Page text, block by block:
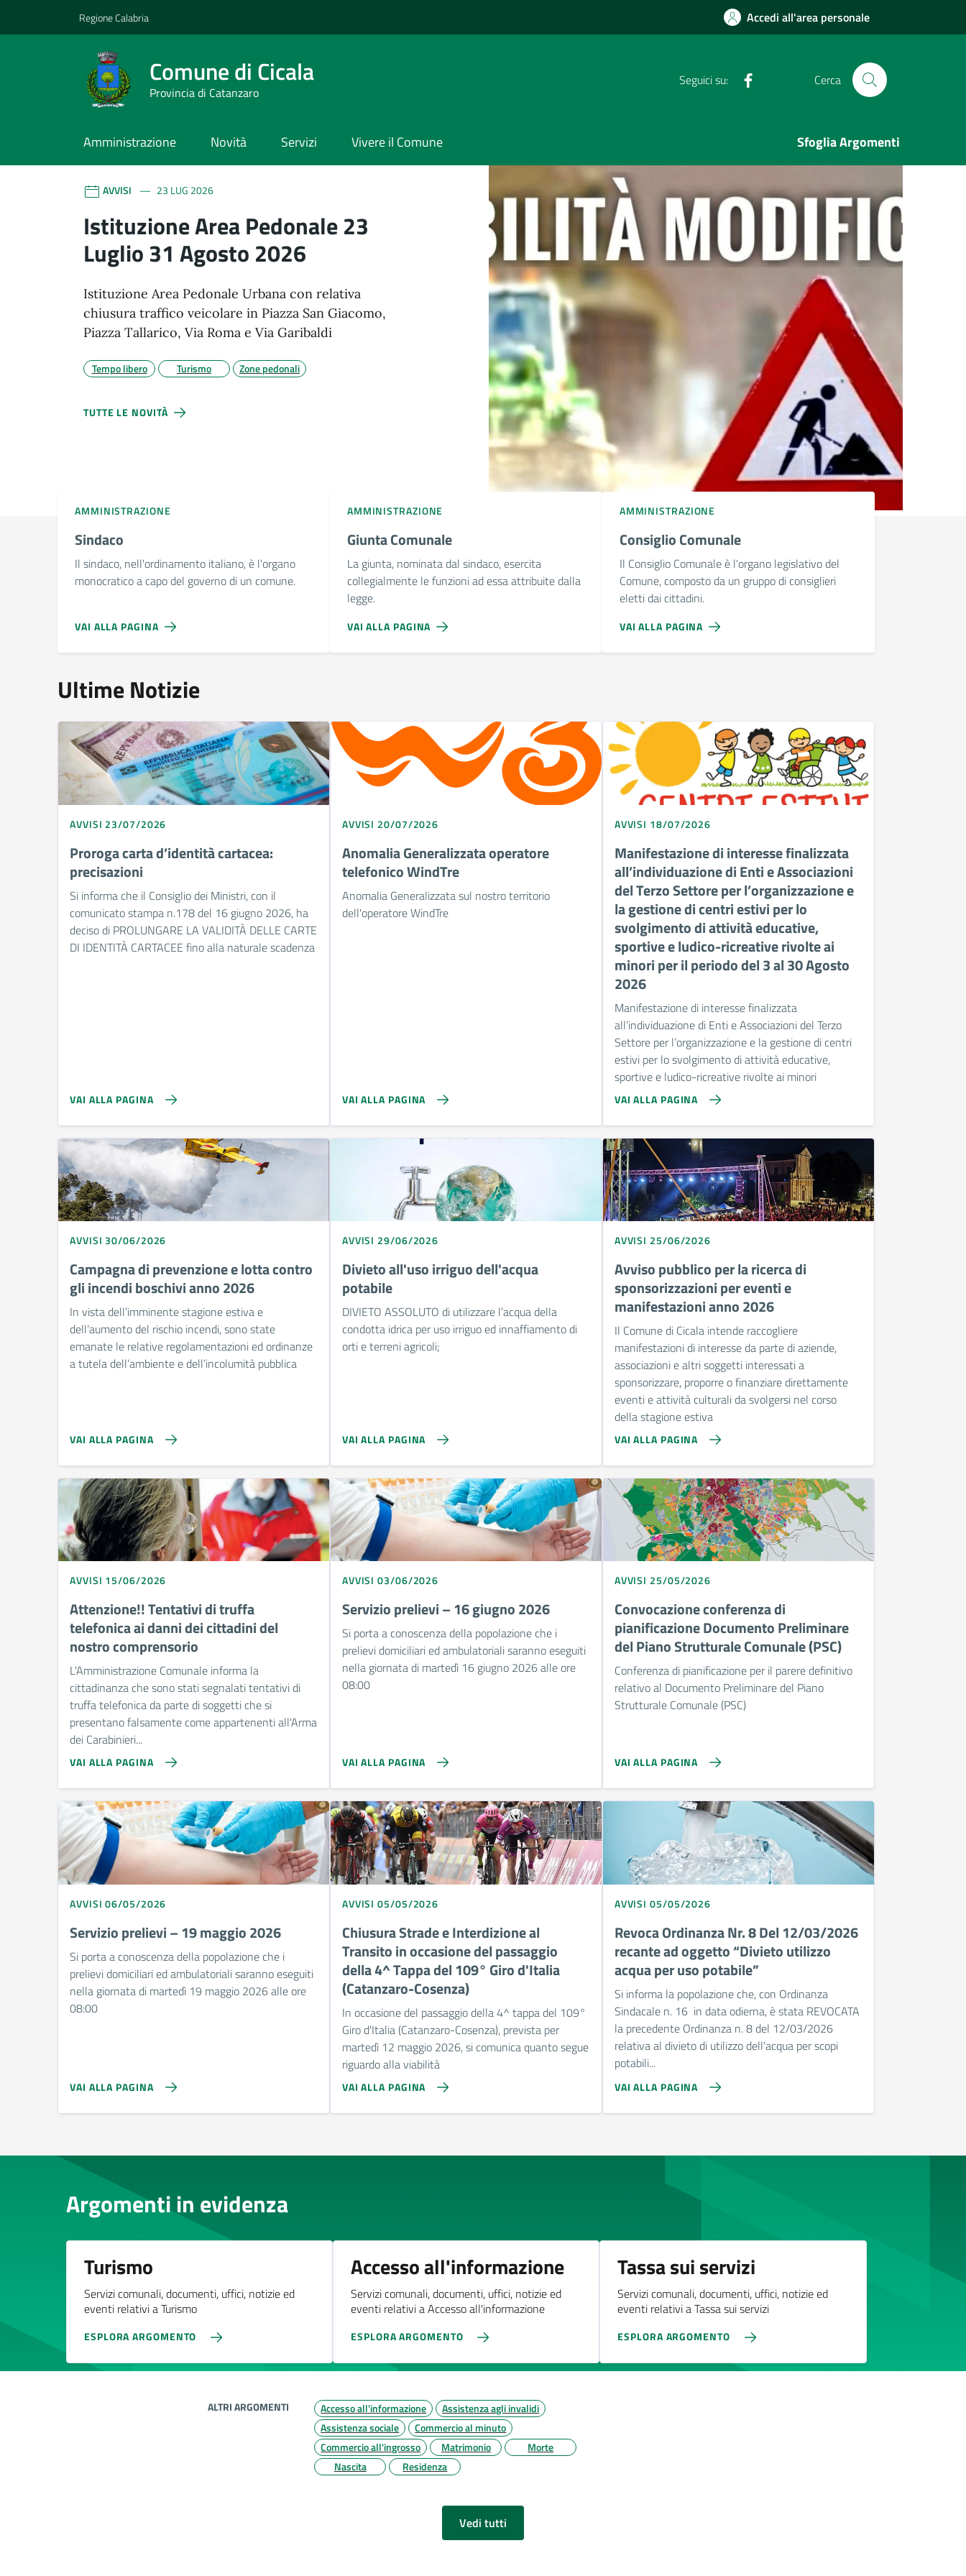
Regione Calabria Accedi all'area personale
Comune di Cicala
Provincia di Catanzaro
Seguici su: Cerca
Amministrazione Novità Servizi Vivere il Comune Sfoglia Argomenti
Comune di Cicala
Contenuti in evidenza
AVVISI 23 LUG 2026
Istituzione Area Pedonale 23
Luglio 31 Agosto 2026
Istituzione Area Pedonale Urbana con relativa
chiusura traffico veicolare in Piazza San Giacomo,
Piazza Tallarico, Via Roma e Via Garibaldi
Tempo libero Turismo Zone pedonali
TUTTE LE NOVITÀ
AMMINISTRAZIONE
Sindaco
Il sindaco, nell'ordinamento italiano, è l'organo
monocratico a capo del governo di un comune.
VAI ALLA PAGINA
AMMINISTRAZIONE
Giunta Comunale
La giunta, nominata dal sindaco, esercita
collegialmente le funzioni ad essa attribuite dalla
legge.
VAI ALLA PAGINA
AMMINISTRAZIONE
Consiglio Comunale
Il Consiglio Comunale è l'organo legislativo del
Comune, composto da un gruppo di consiglieri
eletti dai cittadini.
VAI ALLA PAGINA
Ultime Notizie
AVVISI 23/07/2026
Proroga carta d’identità cartacea:
precisazioni
Si informa che il Consiglio dei Ministri, con il
comunicato stampa n.178 del 16 giugno 2026, ha
deciso di PROLUNGARE LA VALIDITÀ DELLE CARTE
DI IDENTITÀ CARTACEE fino alla naturale scadenza
VAI ALLA PAGINA
AVVISI 20/07/2026
Anomalia Generalizzata operatore
telefonico WindTre
Anomalia Generalizzata sul nostro territorio
dell'operatore WindTre
VAI ALLA PAGINA
AVVISI 18/07/2026
Manifestazione di interesse finalizzata
all’individuazione di Enti e Associazioni
del Terzo Settore per l’organizzazione e
la gestione di centri estivi per lo
svolgimento di attività educative,
sportive e ludico-ricreative rivolte ai
minori per il periodo del 3 al 30 Agosto
2026
Manifestazione di interesse finalizzata
all’individuazione di Enti e Associazioni del Terzo
Settore per l’organizzazione e la gestione di centri
estivi per lo svolgimento di attività educative,
sportive e ludico-ricreative rivolte ai minori
VAI ALLA PAGINA
AVVISI 30/06/2026
Campagna di prevenzione e lotta contro
gli incendi boschivi anno 2026
In vista dell’imminente stagione estiva e
dell’aumento del rischio incendi, sono state
emanate le relative regolamentazioni ed ordinanze
a tutela dell’ambiente e dell’incolumità pubblica
VAI ALLA PAGINA
AVVISI 29/06/2026
Divieto all'uso irriguo dell'acqua
potabile
DIVIETO ASSOLUTO di utilizzare l’acqua della
condotta idrica per uso irriguo ed innaffiamento di
orti e terreni agricoli;
VAI ALLA PAGINA
AVVISI 25/06/2026
Avviso pubblico per la ricerca di
sponsorizzazioni per eventi e
manifestazioni anno 2026
Il Comune di Cicala intende raccogliere
manifestazioni di interesse da parte di aziende,
associazioni e altri soggetti interessati a
sponsorizzare, proporre o finanziare direttamente
eventi e attività culturali da svolgersi nel corso
della stagione estiva
VAI ALLA PAGINA
AVVISI 15/06/2026
Attenzione!! Tentativi di truffa
telefonica ai danni dei cittadini del
nostro comprensorio
L'Amministrazione Comunale informa la
cittadinanza che sono stati segnalati tentativi di
truffa telefonica da parte di soggetti che si
presentano falsamente come appartenenti all'Arma
dei Carabinieri...
VAI ALLA PAGINA
AVVISI 03/06/2026
Servizio prelievi – 16 giugno 2026
Si porta a conoscenza della popolazione che i
prelievi domiciliari ed ambulatoriali saranno eseguiti
nella giornata di martedì 16 giugno 2026 alle ore
08:00
VAI ALLA PAGINA
AVVISI 25/05/2026
Convocazione conferenza di
pianificazione Documento Preliminare
del Piano Strutturale Comunale (PSC)
Conferenza di pianificazione per il parere definitivo
relativo al Documento Preliminare del Piano
Strutturale Comunale (PSC)
VAI ALLA PAGINA
AVVISI 06/05/2026
Servizio prelievi – 19 maggio 2026
Si porta a conoscenza della popolazione che i
prelievi domiciliari ed ambulatoriali saranno eseguiti
nella giornata di martedì 19 maggio 2026 alle ore
08:00
VAI ALLA PAGINA
AVVISI 05/05/2026
Chiusura Strade e Interdizione al
Transito in occasione del passaggio
della 4^ Tappa del 109° Giro d'Italia
(Catanzaro-Cosenza)
In occasione del passaggio della 4^ tappa del 109°
Giro d'Italia (Catanzaro-Cosenza), prevista per
martedì 12 maggio 2026, si comunica quanto segue
riguardo alla viabilità
VAI ALLA PAGINA
AVVISI 05/05/2026
Revoca Ordinanza Nr. 8 Del 12/03/2026
recante ad oggetto “Divieto utilizzo
acqua per uso potabile”
Si informa la popolazione che, con Ordinanza
Sindacale n. 16 in data odierna, è stata REVOCATA
la precedente Ordinanza n. 8 del 12/03/2026
relativa al divieto di utilizzo dell'acqua per scopi
potabili...
VAI ALLA PAGINA
Argomenti in evidenza
Turismo
Servizi comunali, documenti, uffici, notizie ed
eventi relativi a Turismo
ESPLORA ARGOMENTO
Accesso all'informazione
Servizi comunali, documenti, uffici, notizie ed
eventi relativi a Accesso all'informazione
ESPLORA ARGOMENTO
Tassa sui servizi
Servizi comunali, documenti, uffici, notizie ed
eventi relativi a Tassa sui servizi
ESPLORA ARGOMENTO
ALTRI ARGOMENTI Accesso all'informazione
Assistenza agli invalidi
Assistenza sociale
Commercio al minuto
Commercio all'ingrosso
Matrimonio
Morte
Nascita
Residenza
Vedi tutti